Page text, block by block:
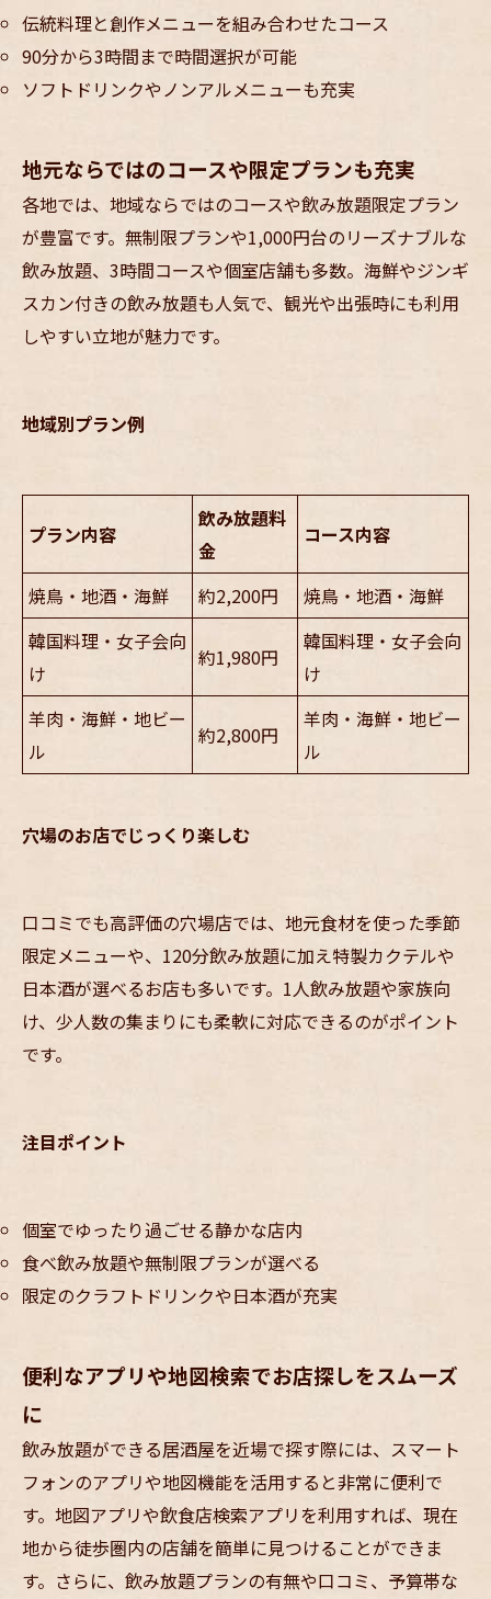
伝統料理と創作メニューを組み合わせたコース
90分から3時間まで時間選択が可能
ソフトドリンクやノンアルメニューも充実
地元ならではのコースや限定プランも充実
各地では、地域ならではのコースや飲み放題限定プラン
が豊富です。無制限プランや1,000円台のリーズナブルな
飲み放題、3時間コースや個室店舗も多数。海鮮やジンギ
スカン付きの飲み放題も人気で、観光や出張時にも利用
しやすい立地が魅力です。
地域別プラン例
プラン内容
飲み放題料
金
コース内容
焼鳥・地酒・海鮮 約2,200円
焼鳥・地酒・海鮮
韓国料理・女子会向
け
約1,980円
韓国料理・女子会向
け
羊肉・海鮮・地ビー
ル
約2,800円
羊肉・海鮮・地ビー
ル
穴場のお店でじっくり楽しむ
口コミでも高評価の穴場店では、地元食材を使った季節
限定メニューや、120分飲み放題に加え特製カクテルや
日本酒が選べるお店も多いです。1人飲み放題や家族向
け、少人数の集まりにも柔軟に対応できるのがポイント
です。
注目ポイント
個室でゆったり過ごせる静かな店内
食べ飲み放題や無制限プランが選べる
限定のクラフトドリンクや日本酒が充実
便利なアプリや地図検索でお店探しをスムーズ
に
飲み放題ができる居酒屋を近場で探す際には、スマート
フォンのアプリや地図機能を活用すると非常に便利で
す。地図アプリや飲食店検索アプリを利用すれば、現在
地から徒歩圏内の店舗を簡単に見つけることができま
す。さらに、飲み放題プランの有無や口コミ、予算帯な